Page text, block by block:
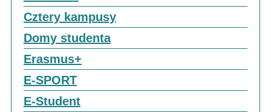
Cztery kampusy
Domy studenta
Erasmus+
E-SPORT
E-Student